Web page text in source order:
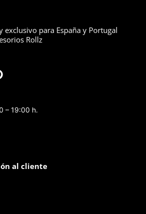
para España y Portugal
Rollz
– 19:00 h.
al cliente